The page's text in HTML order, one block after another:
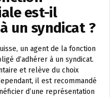
est-il
un syndicat ?
un agent de la fonction
d’adhérer à un syndicat.
et relève du choix
il est recommandé
d’une représentation